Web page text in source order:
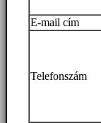
E-mail cím
Telefonszám